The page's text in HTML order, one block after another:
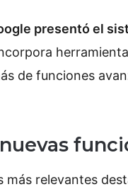
presentó el
de funciones
más relevantes